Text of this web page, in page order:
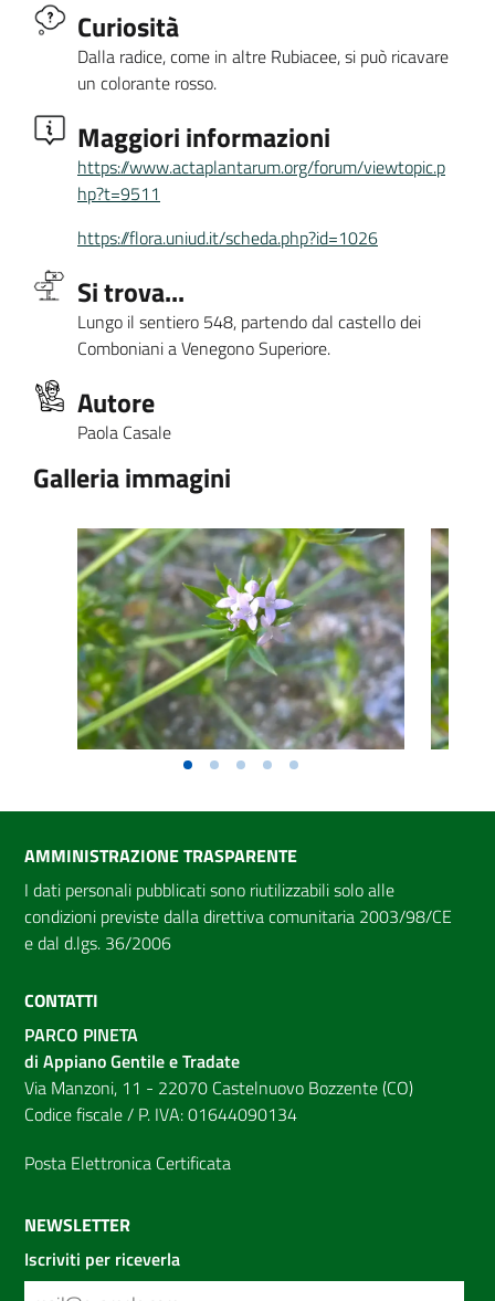
Curiosità
Dalla radice, come in altre Rubiacee, si può ricavare
un colorante rosso.
Maggiori informazioni
https://www.actaplantarum.org/forum/viewtopic.p
hp?t=9511
https://flora.uniud.it/scheda.php?id=1026
Si trova...
Lungo il sentiero 548, partendo dal castello dei
Comboniani a Venegono Superiore.
Autore
Paola Casale
Galleria immagini
AMMINISTRAZIONE TRASPARENTE
I dati personali pubblicati sono riutilizzabili solo alle
condizioni previste dalla direttiva comunitaria 2003/98/CE
e dal d.lgs. 36/2006
CONTATTI
PARCO PINETA
di Appiano Gentile e Tradate
Via Manzoni, 11 - 22070 Castelnuovo Bozzente (CO)
Codice fiscale / P. IVA: 01644090134
Posta Elettronica Certificata
NEWSLETTER
Iscriviti per riceverla